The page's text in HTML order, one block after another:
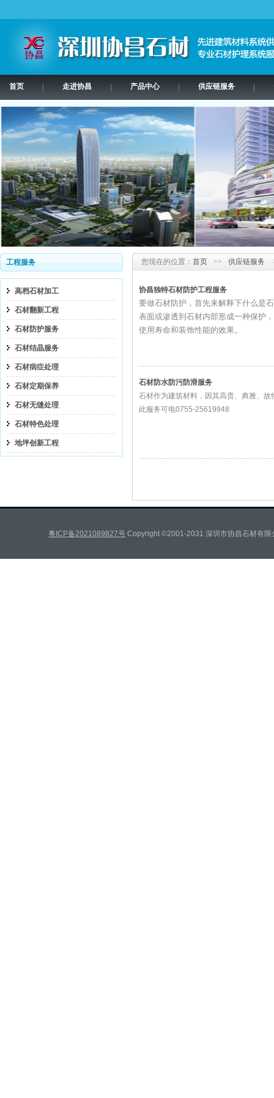
首页 走进协昌 产品中心 供应链服务
工程服务
高档石材加工
石材翻新工程
石材防护服务
石材结晶服务
石材病症处理
石材定期保养
石材无缝处理
石材特色处理
地坪创新工程
您现在的位置： 首页 >> 供应链服务
协昌独特石材防护工程服务
要做石材防护，首先来解释下什么是
表面或渗透到石材内部形成一种保护
使用寿命和装饰性能的效果。
石材防水防污防滑服务
石材作为建筑材料，因其高贵、典雅、
此服务可电0755-25619948
粤ICP备2021089827号 Copyright ©2001-2031 深圳市协昌石材有